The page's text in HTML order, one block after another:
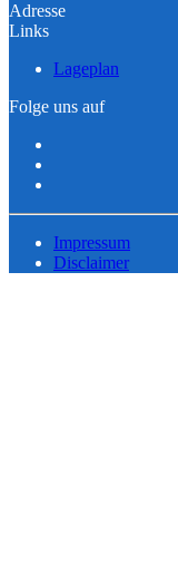
Adresse
Links
Lageplan
Folge uns auf
Impressum
Disclaimer